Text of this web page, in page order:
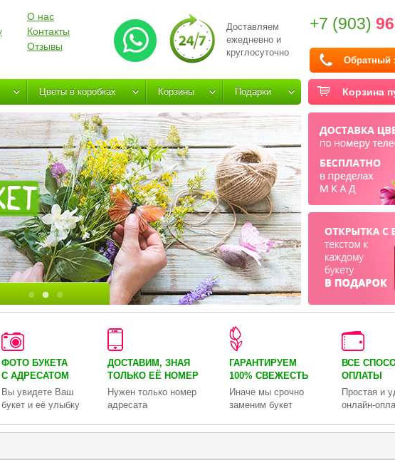
Доставляем
ежедневно и
круглосуточно
+7 (903)
Обратный
О нас
Контакты
Отзывы
Корзина
Цветы в коробках Корзины Подарки
ФОТО БУКЕТА
С АДРЕСАТОМ
Вы увидете Ваш
букет и её улыбку
ДОСТАВИМ, ЗНАЯ
ТОЛЬКО ЕЁ НОМЕР
Нужен только номер
адресата
ГАРАНТИРУЕМ
100% СВЕЖЕСТЬ
Иначе мы срочно
заменим букет
ВСЕ
ОПЛАТЫ
Простая и
онлайн-